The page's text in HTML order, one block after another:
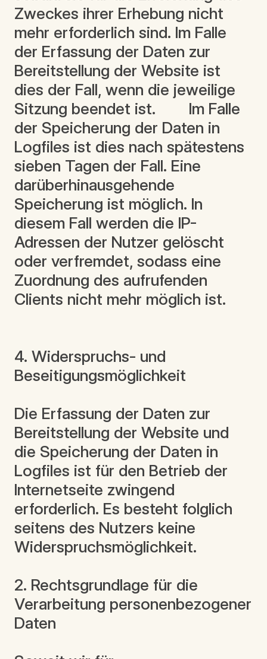
Zweckes ihrer Erhebung nicht
mehr erforderlich sind. Im Falle
der Erfassung der Daten zur
Bereitstellung der Website ist
dies der Fall, wenn die jeweilige
Sitzung beendet ist. Im Falle
der Speicherung der Daten in
Logfiles ist dies nach spätestens
sieben Tagen der Fall. Eine
darüberhinausgehende
Speicherung ist möglich. In
diesem Fall werden die IP-
Adressen der Nutzer gelöscht
oder verfremdet, sodass eine
Zuordnung des aufrufenden
Clients nicht mehr möglich ist.
4. Widerspruchs- und
Beseitigungsmöglichkeit
Die Erfassung der Daten zur
Bereitstellung der Website und
die Speicherung der Daten in
Logfiles ist für den Betrieb der
Internetseite zwingend
erforderlich. Es besteht folglich
seitens des Nutzers keine
Widerspruchsmöglichkeit.
2. Rechtsgrundlage für die
Verarbeitung personenbezogener
Daten